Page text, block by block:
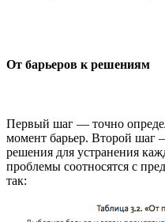
От барьеров к решениям
Первый шаг — точно
момент барьер. Второй шаг
решения для устранения
проблемы соотносятся с
так: